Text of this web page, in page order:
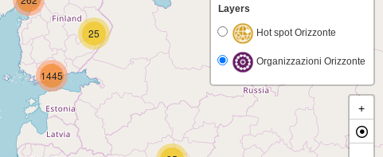
25
1445
Layers
Hot spot Orizzonte
Organizzazioni Orizzonte
+